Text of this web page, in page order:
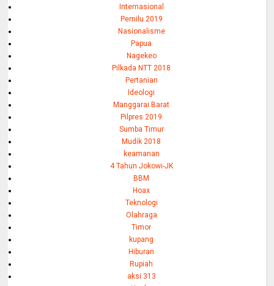
Internasional
Pemilu 2019
Nasionalisme
Papua
Nagekeo
Pilkada NTT 2018
Pertanian
Ideologi
Manggarai Barat
Pilpres 2019
Sumba Timur
Mudik 2018
keamanan
4 Tahun Jokowi-JK
BBM
Hoax
Teknologi
Olahraga
Timor
kupang
Hiburan
Rupiah
aksi 313